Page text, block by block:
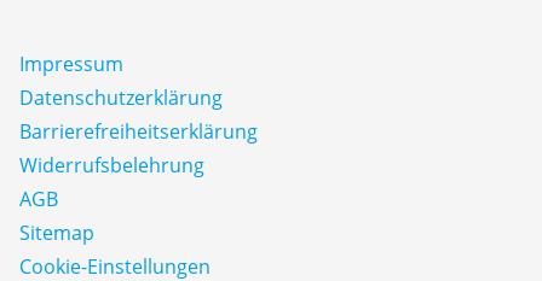
Impressum
Datenschutz­erklärung
Barrierefreiheitserklärung
Widerrufsbelehrung
AGB
Sitemap
Cookie-Einstellungen